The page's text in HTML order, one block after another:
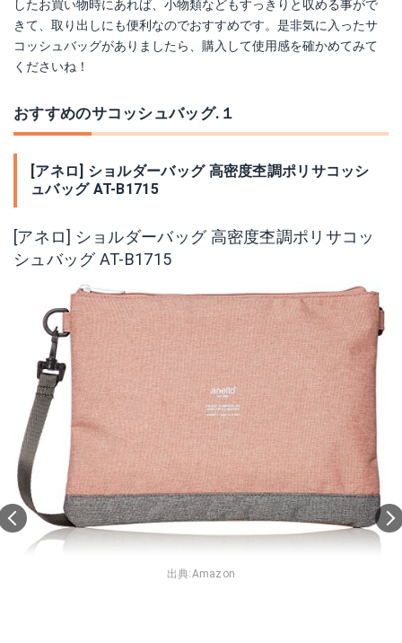
したお買い物時にあれば、小物類などもすっきりと収める事がで
きて、取り出しにも便利なのでおすすめです。是非気に入ったサ
コッシュバッグがありましたら、購入して使用感を確かめてみて
くださいね！
おすすめのサコッシュバッグ.１
[アネロ] ショルダーバッグ 高密度杢調ポリサコッシ
ュバッグ AT-B1715
[アネロ] ショルダーバッグ 高密度杢調ポリサコッ
シュバッグ AT-B1715
出典:Amazon